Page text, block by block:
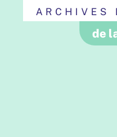
ARCHIVES
de